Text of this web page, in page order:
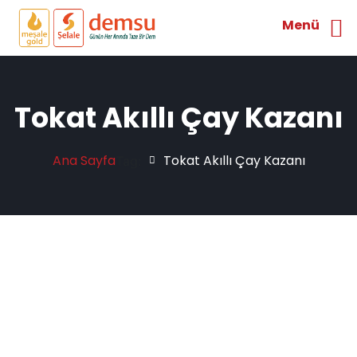
Tokat Akıllı Çay Kazanı
Ana SayfaTag: Tokat Akıllı Çay Kazanı
Menü